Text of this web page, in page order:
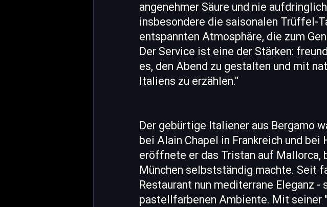
angenehmer Säure und nie
insbesondere die saisonalen Trüffel-
entspannten Atmosphäre, die zum
Der Service ist eine der Stärken:
es, den Abend zu gestalten und mit
Italiens zu erzählen."
Der gebürtige Italiener aus Bergamo
bei Alain Chapel in Frankreich und
eröffnete er das Tristan auf Mallorca,
München selbstständig machte. Seit
Restaurant nun mediterrane Eleganz
pastellfarbenen Ambiente. Mit seiner